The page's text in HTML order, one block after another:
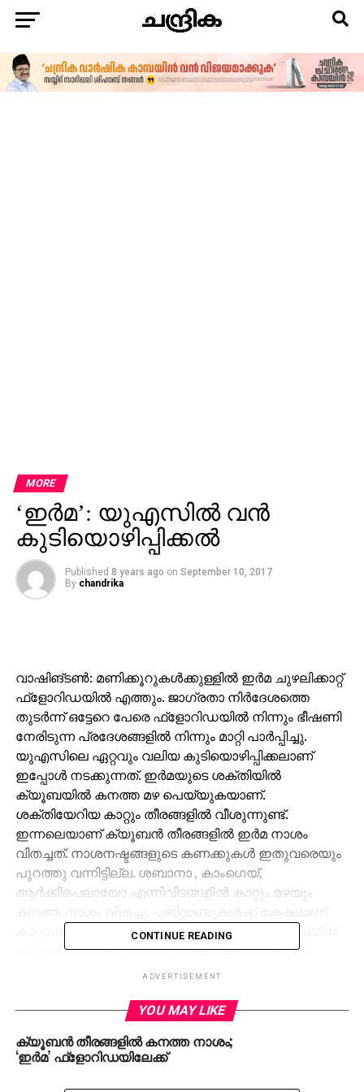
MORE
‘ഇര്‍മ’: യുഎസില്‍ വന്‍
കുടിയൊഴിപ്പിക്കല്‍
Published 8 years ago on September 10, 2017
By chandrika
വാഷിങ്ടണ്‍: മണിക്കൂറുകള്‍ക്കുള്ളില്‍ ഇര്‍മ ചുഴലിക്കാറ്റ്
ഫ്‌ളോറിഡയില്‍ എത്തും. ജാഗ്രതാ നിര്‍ദേശത്തെ
തുടര്‍ന്ന് ഒട്ടേറെ പേരെ ഫ്‌ളോറിഡയില്‍ നിന്നും ഭീഷണി
നേരിടുന്ന പ്രദേശങ്ങളില്‍ നിന്നും മാറ്റി പാര്‍പ്പിച്ചു.
യുഎസിലെ ഏറ്റവും വലിയ കുടിയൊഴിപ്പിക്കലാണ്
ഇപ്പോള്‍ നടക്കുന്നത്. ഇര്‍മയുടെ ശക്തിയില്‍
ക്യൂബയില്‍ കനത്ത മഴ പെയ്യുകയാണ്.
ശക്തിയേറിയ കാറ്റും തീരങ്ങളില്‍ വീശുന്നുണ്ട്.
ഇന്നലെയാണ് ക്യൂബന്‍ തീരങ്ങളില്‍ ഇര്‍മ നാശം
വിതച്ചത്. നാശനഷ്ടങ്ങളുടെ കണക്കുകള്‍ ഇതുവരെയും
പുറത്തു വന്നിട്ടില്ല. ശബാനാ , കാംഗെയ്,
ആര്‍ക്കിപെലായോ എന്നിവിടങ്ങളില്‍ കാറ്റും മഴയും
കാറ്റഗറി അഞ്ച് കരുത്തുള്ള ചുഴലിക്കാറ്റ് ക്യൂബയില്‍
വീശുന്നതെന്ന് കാലാവസ്ഥാ നിരീക്ഷകര്‍ പറഞ്ഞു.
ജാഗ്രതാ നിര്‍ദേശത്തെ തുടര്‍ന്ന് പതിനായിരക്കണക്കിന്
പാര്‍പ്പിച്ചിരുന്നു.
സമീപസംസ്ഥാനങ്ങളിലും വന്‍നാശമുണ്ടാക്കുമെന്ന്
അമേരിക്കന്‍ ഫെഡറല്‍ എമര്‍ജന്‍സി ഏജന്‍സിയുടെ
മുന്നറിയിപ്പ്. കാറ്റ് ഇന്ന് അമേരിക്കന്‍
CONTINUE READING
ADVERTISEMENT
YOU MAY LIKE
ക്യൂബന്‍ തീരങ്ങളില്‍ കനത്ത നാശം;
‘ഇര്‍മ’ ഫ്‌ളോറിഡയിലേക്ക്